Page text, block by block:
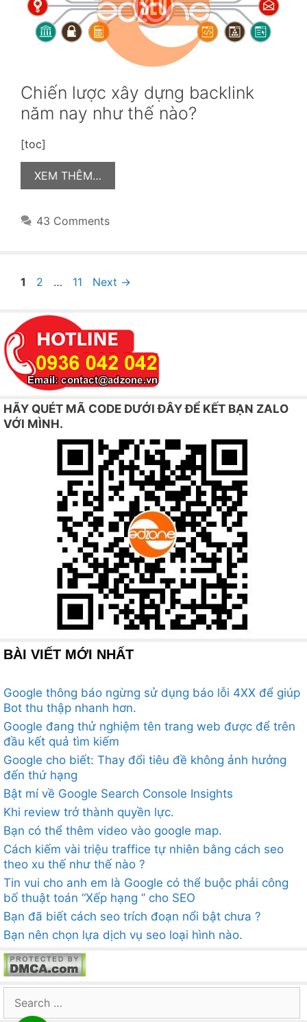
Chiến lược xây dựng backlink
năm nay như thế nào?
[toc]
XEM THÊM…
43 Comments
Post
Page
1 Page
2 … Page
11 Next →
HÃY QUÉT MÃ CODE DƯỚI ĐÂY ĐỂ KẾT BẠN ZALO
VỚI MÌNH.
BÀI VIẾT MỚI NHẤT
Google thông báo ngừng sử dụng báo lỗi 4XX để giúp
Bot thu thập nhanh hơn.
Google đang thử nghiệm tên trang web được để trên
đầu kết quả tìm kiếm
Google cho biết: Thay đổi tiêu đề không ảnh hưởng
đến thứ hạng
Bật mí về Google Search Console Insights
Khi review trở thành quyền lực.
Bạn có thể thêm video vào google map.
Cách kiếm vài triệu traffice tự nhiên bằng cách seo
theo xu thế như thế nào ?
Tin vui cho anh em là Google có thể buộc phải công
bố thuật toán “Xếp hạng ” cho SEO
Bạn đã biết cách seo trích đoạn nổi bật chưa ?
Bạn nên chọn lựa dịch vụ seo loại hình nào.
for: